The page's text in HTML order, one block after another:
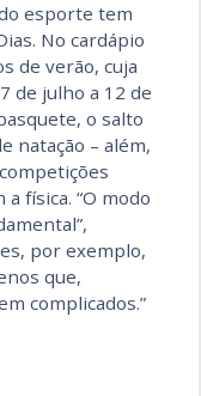
esporte tem
No cardápio
de verão, cuja
de julho a 12 de
o salto
natação – além,
física. “O modo
por exemplo,
que,
complicados.”